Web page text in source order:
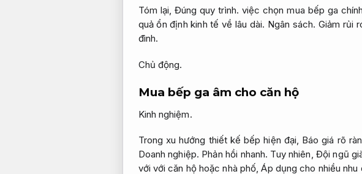
Tóm lại, Đúng quy trình. việc chọn mua bếp ga
quả ổn định kinh tế về lâu dài. Ngân sách. Giảm rủi
đình.
Chủ động.
Mua bếp ga âm cho căn hộ
Kinh nghiệm.
Trong xu hướng thiết kế bếp hiện đại, Báo giá rõ
Doanh nghiệp. Phản hồi nhanh. Tuy nhiên, Đội ngũ
với với căn hộ hoặc nhà phố,Áp dụng cho nhiều nhu